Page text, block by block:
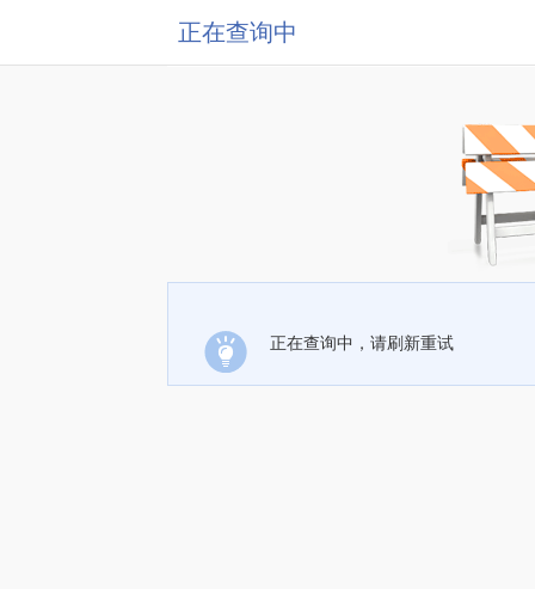
正在查询中
正在查询中，请刷新重试